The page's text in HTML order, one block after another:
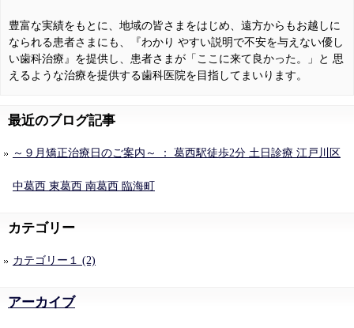
豊富な実績をもとに、地域の皆さまをはじめ、遠方からもお越しに
なられる患者さまにも、『わかり やすい説明で不安を与えない優し
い歯科治療』を提供し、患者さまが「ここに来て良かった。」と 思
えるような治療を提供する歯科医院を目指してまいります。
最近のブログ記事
～９月矯正治療日のご案内～ ： 葛西駅徒歩2分 土日診療 江戸川区
中葛西 東葛西 南葛西 臨海町
カテゴリー
カテゴリー１ (2)
アーカイブ